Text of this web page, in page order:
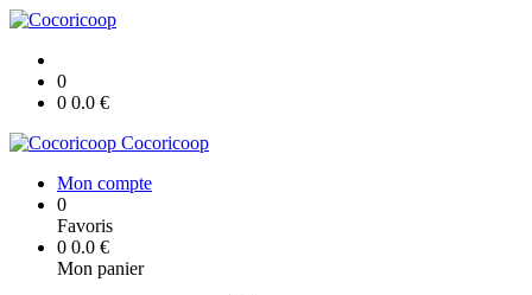
0
0 0.0 €
Cocoricoop
Mon compte
0
Favoris
0 0.0 €
Mon panier